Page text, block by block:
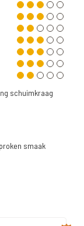
schuimkraag
smaak